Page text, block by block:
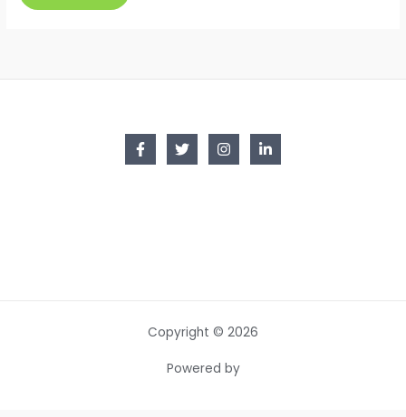
Copyright © 2026
Powered by